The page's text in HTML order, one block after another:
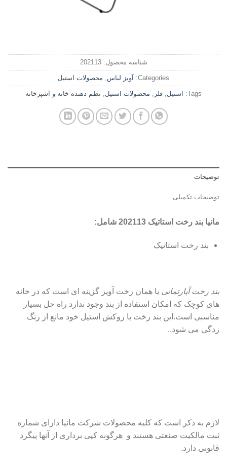
شناسه محصول:202113
Categories: آویز لباس محصولات استیل
Tags: استیل فلز محصولات استیل نظم دهنده خانه و آشپزخانه
توضیحات
توضیحات تکمیلی
مانیا بند رخت استاتیک 202113 شامل :
بند رخت استاتیک
بند رخت آپارتمانی یا همان رخت آویز گزینه ای است که در خانه
های کوچک که امکان استفاده از بند وجود ندارد راه حل بسیار
مناسبی است.این بند رخت با روکش استیل خود مانع از زنگ
زدگی می شود..
لازم به ذکر است که کلیه محصولات شرکت مانیا دارای شماره
ثبت مالکیت صنعتی هستند و هرگونه کپی برداری از آنها پیگرد
قانونی دارد.